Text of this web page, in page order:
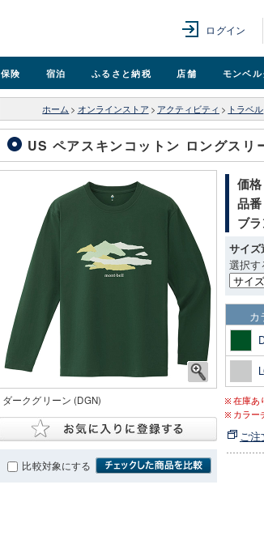
ログイン
保険 宿泊 ふるさと納税 店舗 モンベル
ホーム > オンラインストア > アクティビティ > トラベル
US ペアスキンコットン ロングスリ
ダークグリーン (DGN)
比較対象にする
価格
品番
ブ
サイズ
選択す
カ
在庫あ
カラー
ご